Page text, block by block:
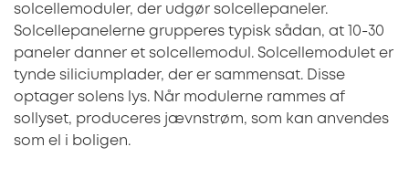
solcellemoduler, der udgør solcellepaneler.
Solcellepanelerne grupperes typisk sådan, at 10-30
paneler danner et solcellemodul. Solcellemodulet er
tynde siliciumplader, der er sammensat. Disse
optager solens lys. Når modulerne rammes af
sollyset, produceres jævnstrøm, som kan anvendes
som el i boligen.